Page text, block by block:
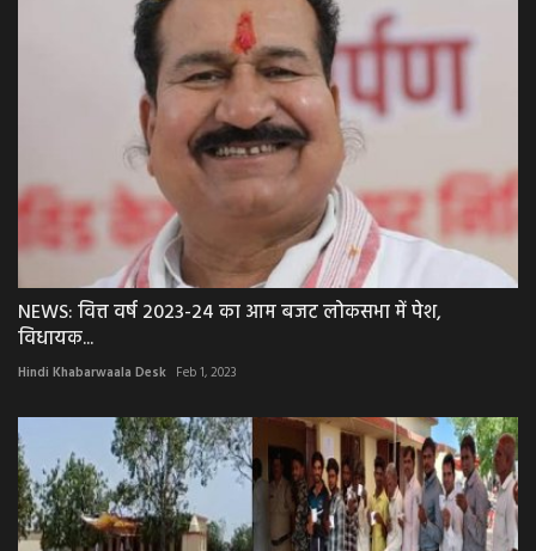
NEWS: वित्त वर्ष 2023-24 का आम बजट लोकसभा में पेश,
विधायक...
Hindi Khabarwaala Desk Feb 1, 2023